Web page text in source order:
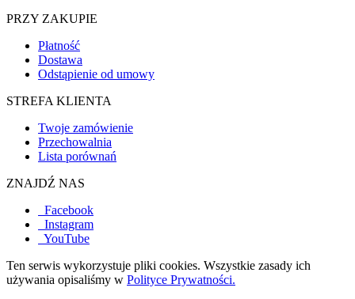
PRZY ZAKUPIE
Płatność
Dostawa
Odstąpienie od umowy
STREFA KLIENTA
Twoje zamówienie
Przechowalnia
Lista porównań
ZNAJDŹ NAS
Facebook
Instagram
YouTube
Ten serwis wykorzystuje pliki cookies. Wszystkie zasady ich
używania opisaliśmy w Polityce Prywatności.